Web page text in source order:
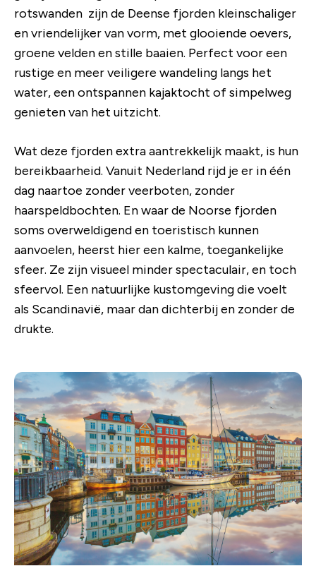
rotswanden zijn de Deense fjorden kleinschaliger
en vriendelijker van vorm, met glooiende oevers,
groene velden en stille baaien. Perfect voor een
rustige en meer veiligere wandeling langs het
water, een ontspannen kajaktocht of simpelweg
genieten van het uitzicht.
Wat deze fjorden extra aantrekkelijk maakt, is hun
bereikbaarheid. Vanuit Nederland rijd je er in één
dag naartoe zonder veerboten, zonder
haarspeldbochten. En waar de Noorse fjorden
soms overweldigend en toeristisch kunnen
aanvoelen, heerst hier een kalme, toegankelijke
sfeer. Ze zijn visueel minder spectaculair, en toch
sfeervol. Een natuurlijke kustomgeving die voelt
als Scandinavië, maar dan dichterbij en zonder de
drukte.